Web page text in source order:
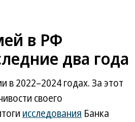
в РФ
два года
в 2022–2024 годах. За этот
своего
исследования Банка